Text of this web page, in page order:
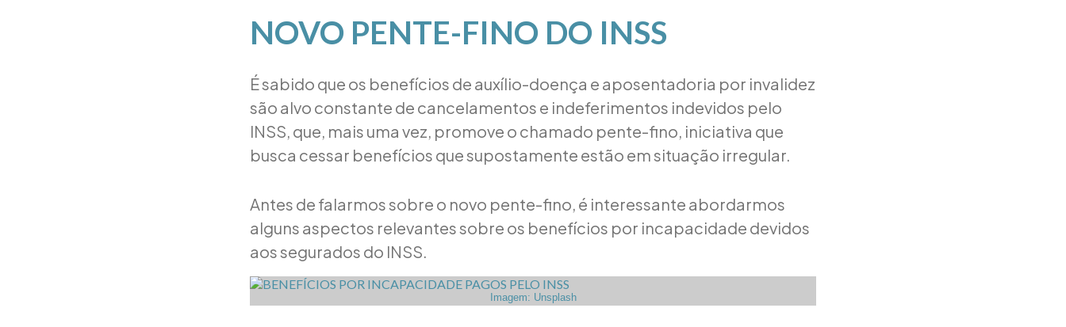
NOVO PENTE-FINO DO INSS
É sabido que os benefícios de auxílio-doença e aposentadoria por invalidez
são alvo constante de cancelamentos e indeferimentos indevidos pelo
INSS, que, mais uma vez, promove o chamado pente-fino, iniciativa que
busca cessar benefícios que supostamente estão em situação irregular.
Antes de falarmos sobre o novo pente-fino, é interessante abordarmos
alguns aspectos relevantes sobre os benefícios por incapacidade devidos
aos segurados do INSS.
Imagem: Unsplash